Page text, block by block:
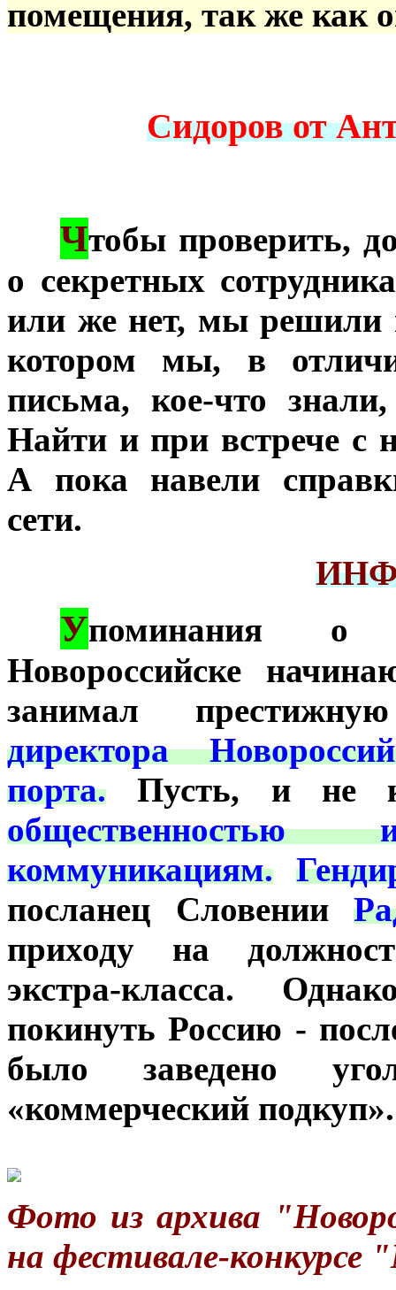
помещения, так же как
Сидоров от
Чтобы проверить,
о секретных
или же нет, мы решили
котором мы, в
письма, кое-что
Найти и при встрече с
А пока навели
сети.
Упоминания
Новороссийске
занимал
директора
порта. Пусть, и не
общественностью
коммуникациям.
посланец Словении
приходу на
экстра-класса.
покинуть Россию -
было заведено
«коммерческий подкуп».
Фото из архива
на фестивале-конкурсе